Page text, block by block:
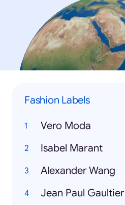
Fashion Labels
Vero Moda
Isabel Marant
Alexander Wang
Jean Paul Gaultier